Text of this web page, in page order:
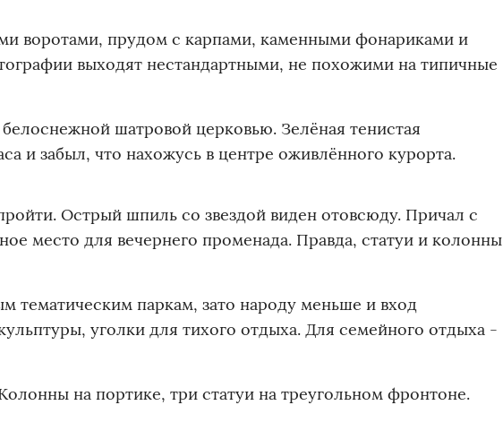
воротами, прудом с карпами, каменными фонариками и
выходят нестандартными, не похожими на типичные
шатровой церковью. Зелёная тенистая
и забыл, что нахожусь в центре оживлённого курорта.
Острый шпиль со звездой виден отовсюду. Причал с
место для вечернего променада. Правда, статуи и колонны
тематическим паркам, зато народу меньше и вход
уголки для тихого отдыха. Для семейного отдыха -
на портике, три статуи на треугольном фронтоне.